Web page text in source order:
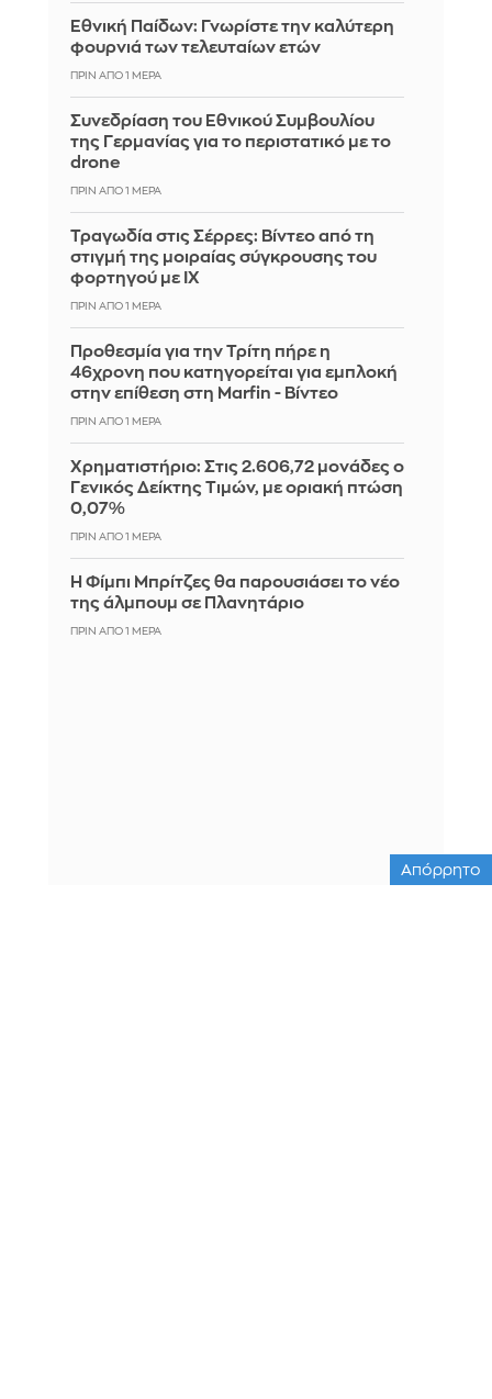
Εθνική Παίδων: Γνωρίστε την καλύτερη
φουρνιά των τελευταίων ετών
ΠΡΙΝ ΑΠΌ 1 ΜΈΡΑ
Συνεδρίαση του Εθνικού Συμβουλίου
της Γερμανίας για το περιστατικό με το
drone
ΠΡΙΝ ΑΠΌ 1 ΜΈΡΑ
Τραγωδία στις Σέρρες: Βίντεο από τη
στιγμή της μοιραίας σύγκρουσης του
φορτηγού με ΙΧ
ΠΡΙΝ ΑΠΌ 1 ΜΈΡΑ
Προθεσμία για την Τρίτη πήρε η
46χρονη που κατηγορείται για εμπλοκή
στην επίθεση στη Marfin - Βίντεο
ΠΡΙΝ ΑΠΌ 1 ΜΈΡΑ
Χρηματιστήριο: Στις 2.606,72 μονάδες ο
Γενικός Δείκτης Τιμών, με οριακή πτώση
0,07%
ΠΡΙΝ ΑΠΌ 1 ΜΈΡΑ
Η Φίμπι Μπρίτζες θα παρουσιάσει το νέο
της άλμπουμ σε Πλανητάριο
ΠΡΙΝ ΑΠΌ 1 ΜΈΡΑ
Απόρρητο